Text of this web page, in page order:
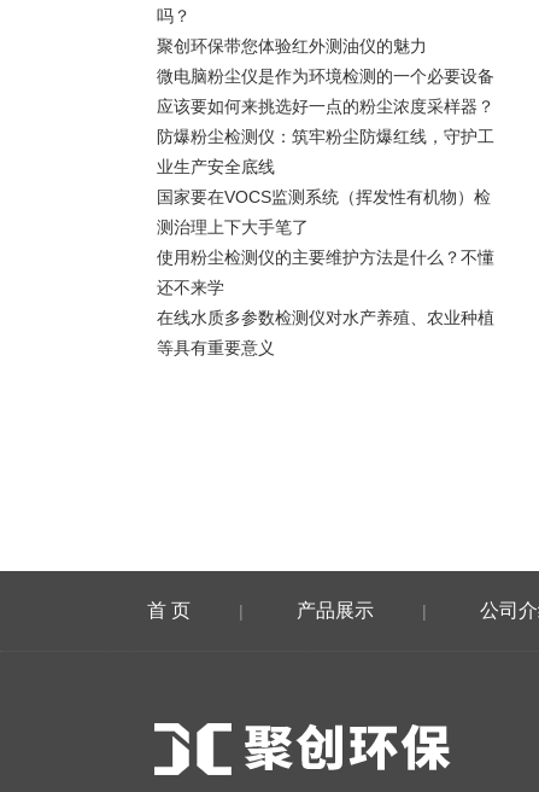
吗？
聚创环保带您体验红外测油仪的魅力
微电脑粉尘仪是作为环境检测的一个必要设备
应该要如何来挑选好一点的粉尘浓度采样器？
防爆粉尘检测仪：筑牢粉尘防爆红线，守护工
业生产安全底线
国家要在VOCS监测系统（挥发性有机物）检
测治理上下大手笔了
使用粉尘检测仪的主要维护方法是什么？不懂
还不来学
在线水质多参数检测仪对水产养殖、农业种植
等具有重要意义
首 页 | 产品展示 | 公司